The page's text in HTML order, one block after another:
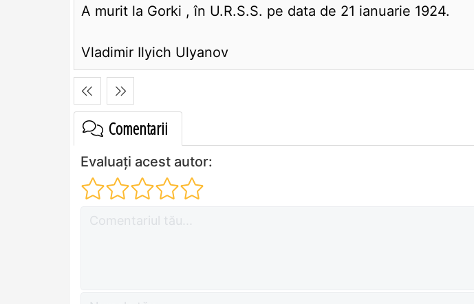
A murit la Gorki , în U.R.S.S. pe data de 21 ianuarie 1924.
Vladimir Ilyich Ulyanov
Comentarii
Evaluați acest autor: